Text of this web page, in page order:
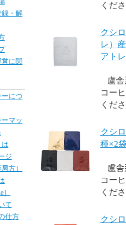
くだ
クシ
レ）
アト
盧
コー
くだ
クシ
種×2
盧
コー
くだ
クシ